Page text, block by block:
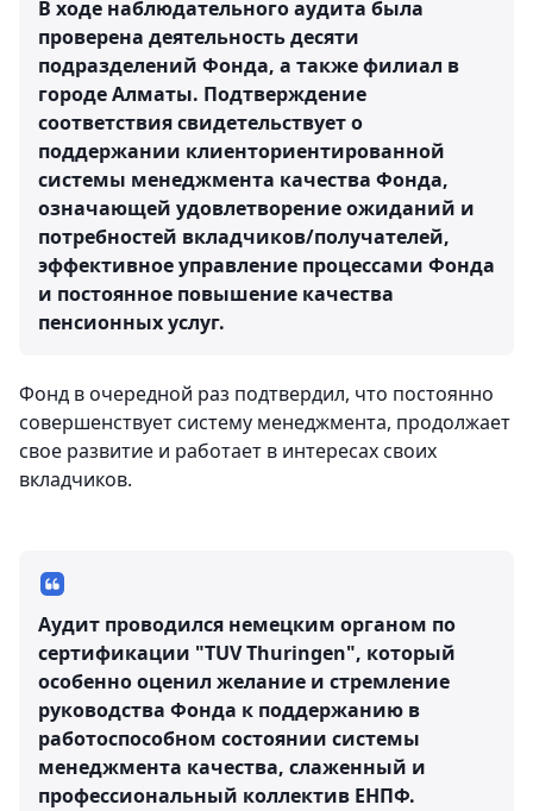
В ходе наблюдательного аудита была
проверена деятельность десяти
подразделений Фонда, а также филиал в
городе Алматы. Подтверждение
соответствия свидетельствует о
поддержании клиенториентированной
системы менеджмента качества Фонда,
означающей удовлетворение ожиданий и
потребностей вкладчиков/получателей,
эффективное управление процессами Фонда
и постоянное повышение качества
пенсионных услуг.
Фонд в очередной раз подтвердил, что постоянно
совершенствует систему менеджмента, продолжает
свое развитие и работает в интересах своих
вкладчиков.
Аудит проводился немецким органом по
сертификации "TUV Thuringen", который
особенно оценил желание и стремление
руководства Фонда к поддержанию в
работоспособном состоянии системы
менеджмента качества, слаженный и
профессиональный коллектив ЕНПФ.